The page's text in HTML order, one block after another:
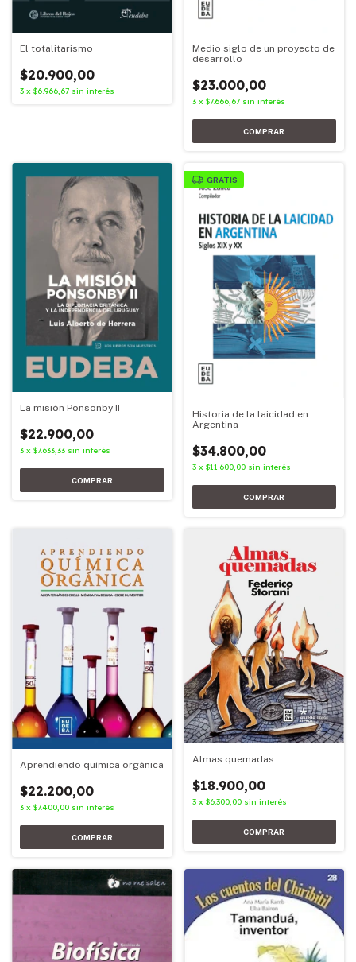
El totalitarismo
$20.900,00
3 x $6.966,67 sin interés
Medio siglo de un proyecto de
desarrollo
$23.000,00
3 x $7.666,67 sin interés
La misión Ponsonby II
$22.900,00
3 x $7.633,33 sin interés
GRATIS
Historia de la laicidad en
Argentina
$34.800,00
3 x $11.600,00 sin interés
Aprendiendo química orgánica
$22.200,00
3 x $7.400,00 sin interés
Almas quemadas
$18.900,00
3 x $6.300,00 sin interés